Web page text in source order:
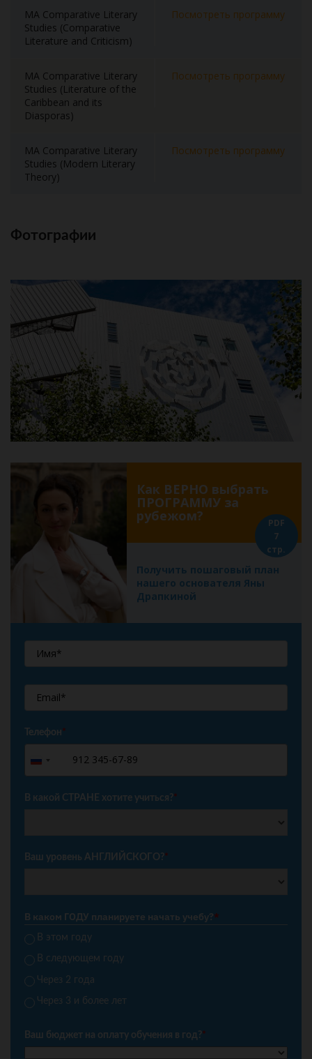
MA Comparative Literary
Studies (Comparative
Literature and Criticism)
Посмотреть программу
MA Comparative Literary
Studies (Literature of the
Caribbean and its
Diasporas)
Посмотреть программу
MA Comparative Literary
Studies (Modern Literary
Theory)
Посмотреть программу
Фотографии
Как ВЕРНО выбрать
ПРОГРАММУ за
рубежом?
Получить пошаговый план
нашего основателя Яны
Драпкиной
PDF
7
стр.
Телефон*
Russia
+7
В какой СТРАНЕ хотите учиться?*
Ваш уровень АНГЛИЙСКОГО?*
В каком ГОДУ планируете начать учебу?*
В этом году
В следующем году
Через 2 года
Через 3 и более лет
Ваш бюджет на оплату обучения в год?*